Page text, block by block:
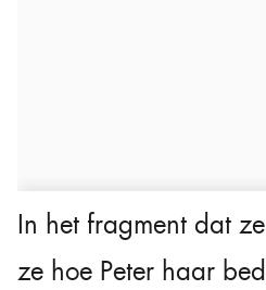
In het fragment dat
ze hoe Peter haar